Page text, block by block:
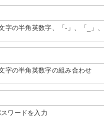
字の半角英数字、「-」、「_」、
字の半角英数字の組み合わせ
ワードを入力